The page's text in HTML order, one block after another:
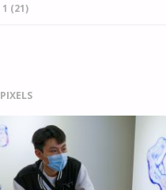
1 (21)
PIXELS